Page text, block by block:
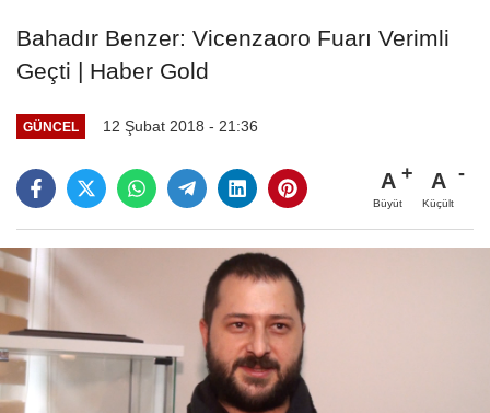
Bahadır Benzer: Vicenzaoro Fuarı Verimli
Geçti | Haber Gold
GÜNCEL 12 Şubat 2018 - 21:36
A
Büyüt
A
Küçült